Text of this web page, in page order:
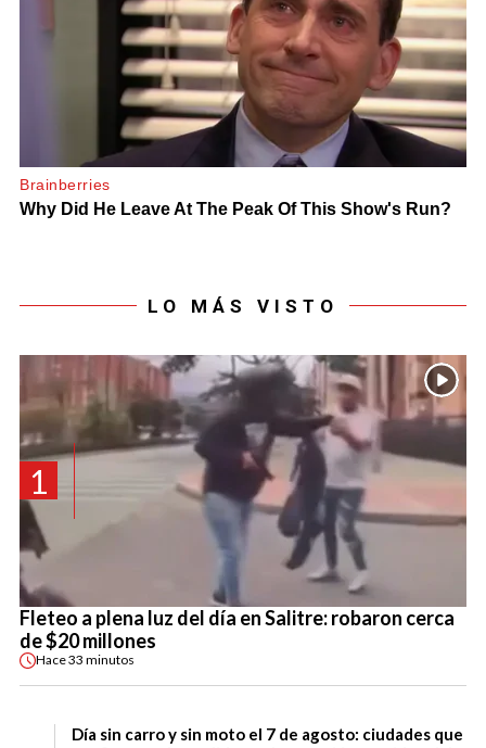
LO MÁS VISTO
1
Fleteo a plena luz del día en Salitre: robaron cerca
de $20 millones
Hace33 minutos
Día sin carro y sin moto el 7 de agosto: ciudades que